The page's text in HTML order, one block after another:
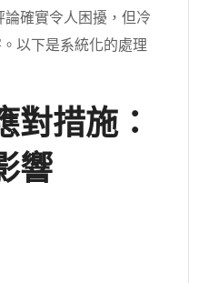
確實令人困擾，但冷
以下是系統化的處理
對措施：
響